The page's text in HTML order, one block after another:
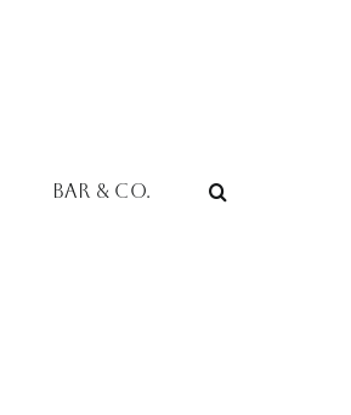
Bar & Co.